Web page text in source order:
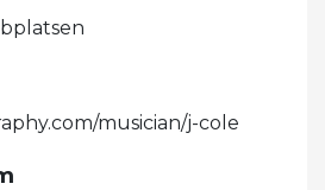
musician/j-cole